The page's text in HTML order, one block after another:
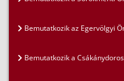
Bemutatkozik az Egervölgyi
Bemutatkozik a